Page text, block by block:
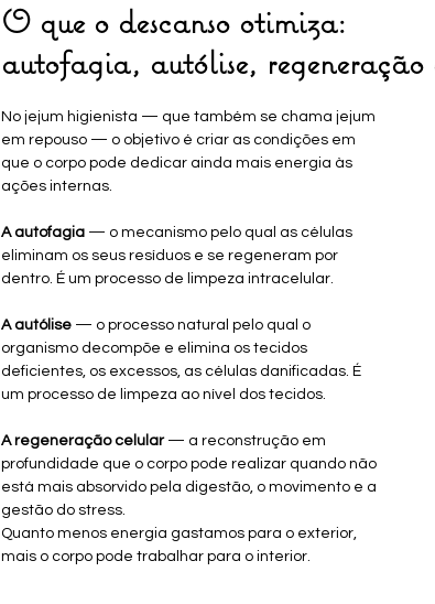
O que o descanso otimiza:
autofagia, autólise,
No jejum higienista — que também se chama jejum
em repouso — o objetivo é criar as condições em
que o corpo pode dedicar ainda mais energia às
ações internas.
A autofagia — o mecanismo pelo qual as células
eliminam os seus resíduos e se regeneram por
dentro. É um processo de limpeza intracelular.
A autólise — o processo natural pelo qual o
organismo decompõe e elimina os tecidos
deficientes, os excessos, as células danificadas. É
um processo de limpeza ao nível dos tecidos.
A regeneração celular — a reconstrução em
profundidade que o corpo pode realizar quando não
está mais absorvido pela digestão, o movimento e a
gestão do stress.
Quanto menos energia gastamos para o exterior,
mais o corpo pode trabalhar para o interior.